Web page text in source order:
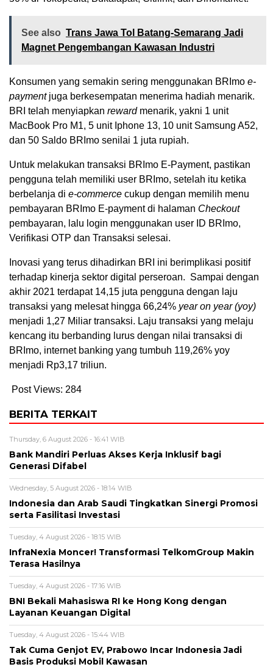
See also Trans Jawa Tol Batang-Semarang Jadi
Magnet Pengembangan Kawasan Industri
Konsumen yang semakin sering menggunakan BRImo e-
paymentjuga berkesempatan menerima hadiah menarik.
BRI telah menyiapkan reward menarik, yakni 1 unit
MacBook Pro M1, 5 unit Iphone 13, 10 unit Samsung A52,
dan 50 Saldo BRImo senilai 1 juta rupiah.
Untuk melakukan transaksi BRImo E-Payment, pastikan
pengguna telah memiliki user BRImo, setelah itu ketika
berbelanja di e-commerce cukup dengan memilih menu
pembayaran BRImo E-payment di halaman Checkout
pembayaran, lalu login menggunakan user ID BRImo,
Verifikasi OTP dan Transaksi selesai.
Inovasi yang terus dihadirkan BRI ini berimplikasi positif
terhadap kinerja sektor digital perseroan. Sampai dengan
akhir 2021 terdapat 14,15 juta pengguna dengan laju
transaksi yang melesat hingga 66,24% year on year (yoy)
menjadi 1,27 Miliar transaksi. Laju transaksi yang melaju
kencang itu berbanding lurus dengan nilai transaksi di
BRImo, internet banking yang tumbuh 119,26% yoy
menjadi Rp3,17 triliun.
Post Views: 284
BERITA TERKAIT
Thursday, 6 August 2026 - 16:41 WIB
Bank Mandiri Perluas Akses Kerja Inklusif bagi
Generasi Difabel
Wednesday, 5 August 2026 - 18:14 WIB
Indonesia dan Arab Saudi Tingkatkan Sinergi Promosi
serta Fasilitasi Investasi
Tuesday, 4 August 2026 - 18:15 WIB
InfraNexia Moncer! Transformasi TelkomGroup Makin
Terasa Hasilnya
Tuesday, 4 August 2026 - 17:16 WIB
BNI Bekali Mahasiswa RI ke Hong Kong dengan
Layanan Keuangan Digital
Tuesday, 4 August 2026 - 15:44 WIB
Tak Cuma Genjot EV, Prabowo Incar Indonesia Jadi
Basis Produksi Mobil Kawasan